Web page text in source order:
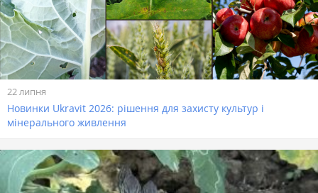
22 липня
Новинки Ukravit 2026: рішення для захисту культур і
мінерального живлення